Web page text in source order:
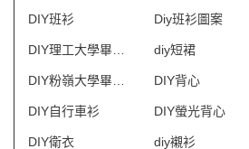
DIY班衫 Diy班衫圖案
diy短裙
DIY背心
DIY自行車衫 DIY螢光背心
DIY衛衣 diy襯衫